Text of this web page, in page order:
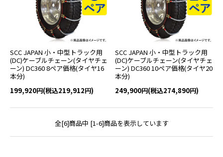
SCC JAPAN 小・中型トラック用
(DC)ケーブルチェーン(タイヤチェ
ーン) DC360 8ペア価格(タイヤ16
本分)
199,920円(税込219,912円)
SCC JAPAN 小・中型トラック用
(DC)ケーブルチェーン(タイヤチェ
ーン) DC360 10ペア価格(タイヤ20
本分)
249,900円(税込274,890円)
全[6]商品中 [1-6]商品を表示しています